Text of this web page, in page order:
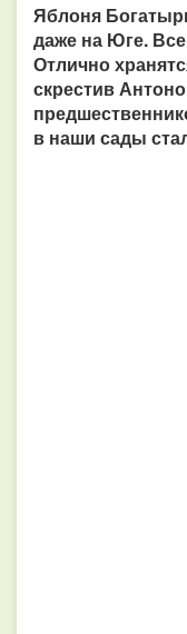
Яблоня
даже на Юге.
Отлично
скрестив
в наши сады